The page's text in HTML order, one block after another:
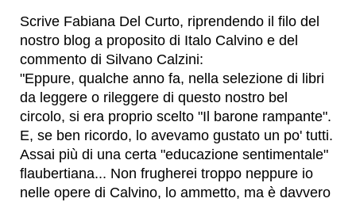
Scrive Fabiana Del Curto, riprendendo il filo del
nostro blog a proposito di Italo Calvino e del
commento di Silvano Calzini:
"Eppure, qualche anno fa, nella selezione di libri
da leggere o rileggere di questo nostro bel
circolo, si era proprio scelto "Il barone rampante".
E, se ben ricordo, lo avevamo gustato un po' tutti.
Assai più di una certa "educazione sentimentale"
flaubertiana... Non frugherei troppo neppure io
nelle opere di Calvino, lo ammetto, ma è davvero